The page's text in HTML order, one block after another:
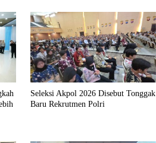
Seleksi Akpol 2026 Disebut Tonggak
Baru Rekrutmen Polri